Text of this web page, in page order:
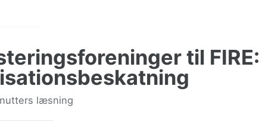
til FIRE:
læsning